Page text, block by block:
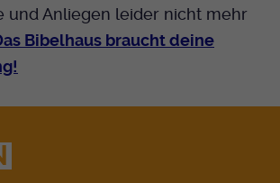
und Anliegen leider nicht mehr
Bibelhaus braucht deine